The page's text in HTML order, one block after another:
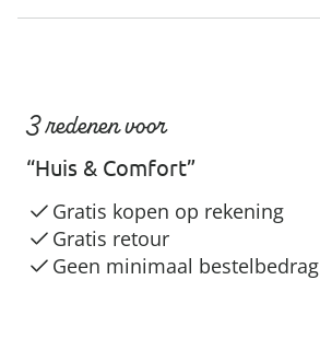
3 redenen voor
“Huis & Comfort”
Gratis kopen op rekening
Gratis retour
Geen minimaal bestelbedrag